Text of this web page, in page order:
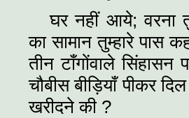
घर नहीं आये; वरना
का सामान तुम्हारे पास
तीन टाँगोंवाले
चौबीस बीड़ियाँ पीकर
खरीदने की ?